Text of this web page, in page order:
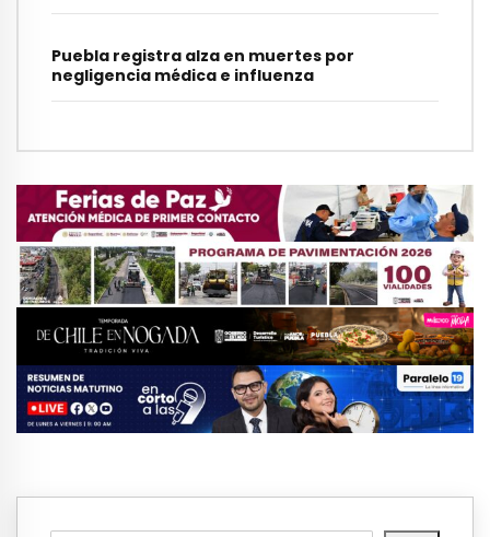
Puebla registra alza en muertes por
negligencia médica e influenza